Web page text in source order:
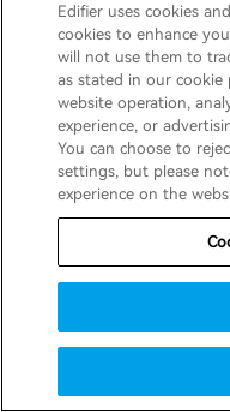
Transductor:
89mm*70mm
planar
Nivel de presión
94 ± 3 dB(A)
Peso neto:
Alrededor de 329g
Dimensiones (L x W x
208 x 110 x 255 mm
Edifier uses cookies
cookies to enhance
will not use them to
as stated in our cookie
website operation,
experience, or
You can choose to
settings, but please
experience on the